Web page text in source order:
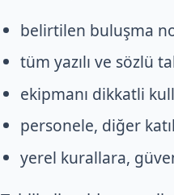
belirtilen buluşma
tüm yazılı ve sözlü
ekipmanı dikkatli
personele, diğer
yerel kurallara,